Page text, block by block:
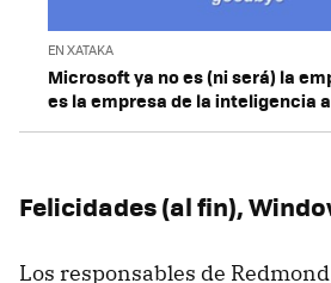
EN XATAKA
Microsoft ya no es (ni será) la
es la empresa de la inteligencia
Felicidades (al fin),
Los responsables de